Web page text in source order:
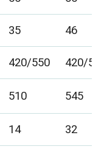
35
46
420/550
420/
510
545
14
32